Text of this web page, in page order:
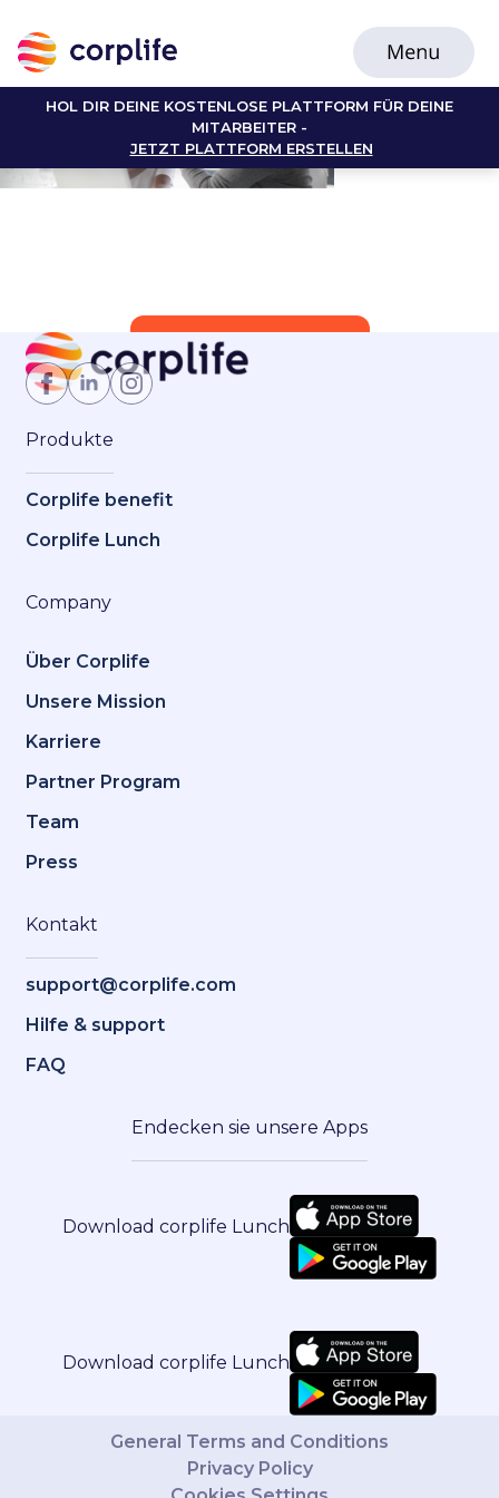
HOL DIR DEINE KOSTENLOSE PLATTFORM FÜR DEINE
MITARBEITER -
JETZT PLATTFORM ERSTELLEN
Jetzt Mitglied werden
Produkte
Corplife benefit
Corplife Lunch
Company
Über Corplife
Unsere Mission
Karriere
Partner Program
Team
Press
Kontakt
support@corplife.com
Hilfe & support
FAQ
Endecken sie unsere Apps
Download corplife Lunch
Download corplife Lunch
General Terms and Conditions
Privacy Policy